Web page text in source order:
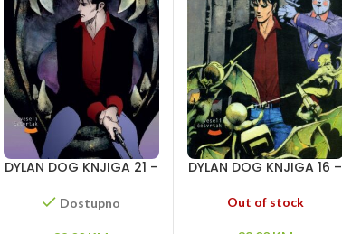
DYLAN DOG KNJIGA 21 –
Vampiri – Maelstrom
Dostupno
DYLAN DOG KNJIGA 16 –
krvlju – Raj užasa
Out of stock